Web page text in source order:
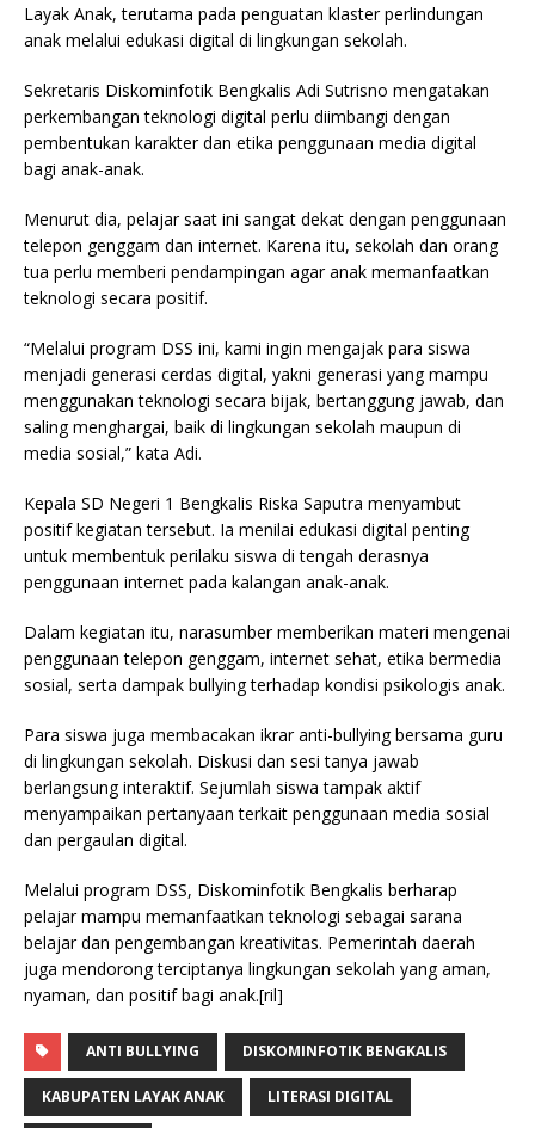
Layak Anak, terutama pada penguatan klaster perlindungan
anak melalui edukasi digital di lingkungan sekolah.
Sekretaris Diskominfotik Bengkalis Adi Sutrisno mengatakan
perkembangan teknologi digital perlu diimbangi dengan
pembentukan karakter dan etika penggunaan media digital
bagi anak-anak.
Menurut dia, pelajar saat ini sangat dekat dengan penggunaan
telepon genggam dan internet. Karena itu, sekolah dan orang
tua perlu memberi pendampingan agar anak memanfaatkan
teknologi secara positif.
“Melalui program DSS ini, kami ingin mengajak para siswa
menjadi generasi cerdas digital, yakni generasi yang mampu
menggunakan teknologi secara bijak, bertanggung jawab, dan
saling menghargai, baik di lingkungan sekolah maupun di
media sosial,” kata Adi.
Kepala SD Negeri 1 Bengkalis Riska Saputra menyambut
positif kegiatan tersebut. Ia menilai edukasi digital penting
untuk membentuk perilaku siswa di tengah derasnya
penggunaan internet pada kalangan anak-anak.
Dalam kegiatan itu, narasumber memberikan materi mengenai
penggunaan telepon genggam, internet sehat, etika bermedia
sosial, serta dampak bullying terhadap kondisi psikologis anak.
Para siswa juga membacakan ikrar anti-bullying bersama guru
di lingkungan sekolah. Diskusi dan sesi tanya jawab
berlangsung interaktif. Sejumlah siswa tampak aktif
menyampaikan pertanyaan terkait penggunaan media sosial
dan pergaulan digital.
Melalui program DSS, Diskominfotik Bengkalis berharap
pelajar mampu memanfaatkan teknologi sebagai sarana
belajar dan pengembangan kreativitas. Pemerintah daerah
juga mendorong terciptanya lingkungan sekolah yang aman,
nyaman, dan positif bagi anak.[ril]
ANTI BULLYING DISKOMINFOTIK BENGKALIS
KABUPATEN LAYAK ANAK LITERASI DIGITAL